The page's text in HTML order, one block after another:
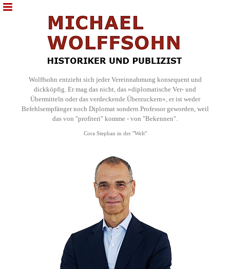
Wolffsohn entzieht sich jeder Vereinnahmung konsequent und
dickköpfig. Er mag das nicht, das »diplomatische Ver- und
Übermitteln oder das verdeckende Überzuckern«, er ist weder
Befehlsempfänger noch Diplomat sondern Professor geworden, weil
das von "profiteri" komme - von "Bekennen".
Cora Stephan in der "Welt"